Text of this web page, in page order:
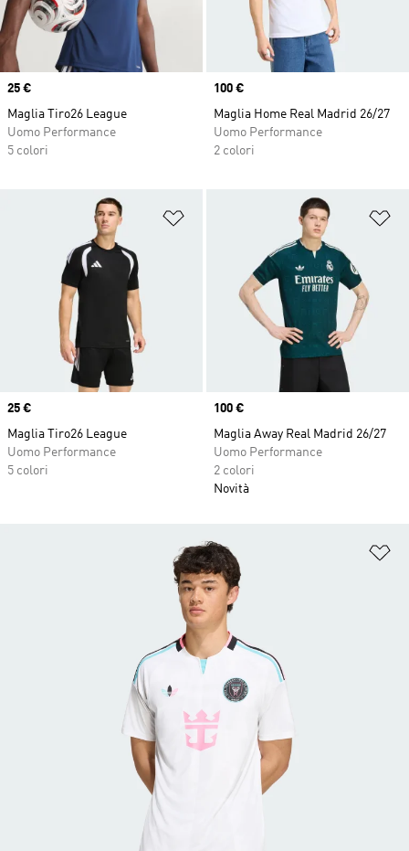
Price
25 €
Maglia Tiro26 League
Uomo Performance
5 colori
Price
100 €
Maglia Home Real Madrid 26/27
Uomo Performance
2 colori
Aggiungi alla lista dei desideri
Price
25 €
Maglia Tiro26 League
Uomo Performance
5 colori
Price
100 €
Maglia Away Real Madrid 26/27
Uomo Performance
2 colori
Novità